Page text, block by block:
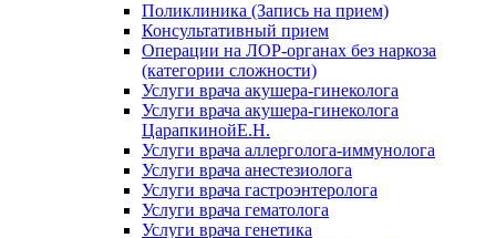
Поликлиника (Запись на прием)
Консультативный прием
Операции на ЛОР-органах без наркоза
(категории сложности)
Услуги врача акушера-гинеколога
Услуги врача акушера-гинеколога
ЦарапкинойЕ.Н.
Услуги врача аллерголога-иммунолога
Услуги врача анестезиолога
Услуги врача гастроэнтеролога
Услуги врача гематолога
Услуги врача генетика